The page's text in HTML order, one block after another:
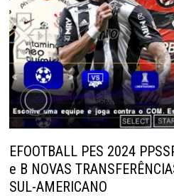
EFOOTBALL PES 2024
e B NOVAS
SUL-AMERICANO